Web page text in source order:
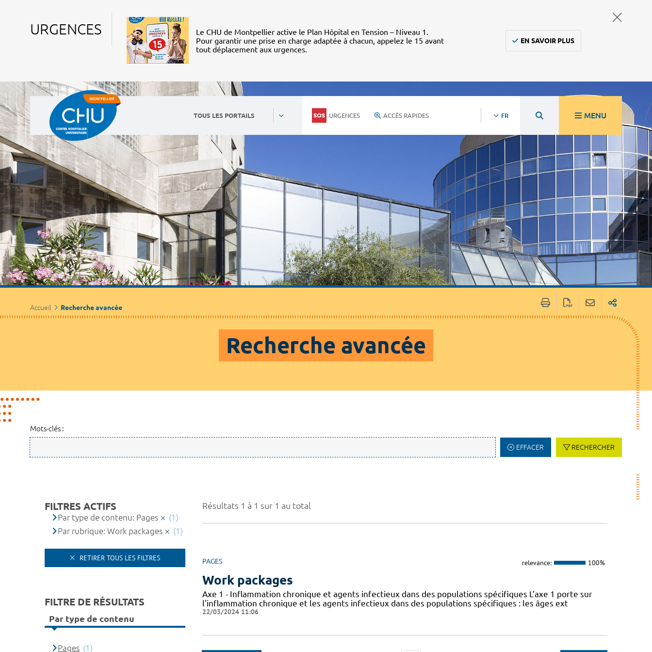
URGENCES
Le CHU de Montpellier active le Plan Hôpital en Tension – Niveau 1.
Pour garantir une prise en charge adaptée à chacun, appelez le 15 avant
tout déplacement aux urgences.
EN SAVOIR PLUS
TOUS LES PORTAILS URGENCES ACCÈS RAPIDES FR MENU
Accueil Recherche avancée
Recherche avancée
Mots-clés :
EFFACER RECHERCHER
Résultats 1 à 1 sur 1 au total
PAGES relevance: 100%
Work packages
Axe 1 - Inflammation chronique et agents infectieux dans des populations spécifiques L’axe 1 porte sur
l'inflammation chronique et les agents infectieux dans des populations spécifiques : les âges ext
22/03/2024 11:06
FILTRES ACTIFS
Par type de contenu: Pages
(1)
Par rubrique: Work packages
(1)
RETIRER TOUS LES FILTRES
FILTRE DE RÉSULTATS
Par type de contenu
Pages (1)